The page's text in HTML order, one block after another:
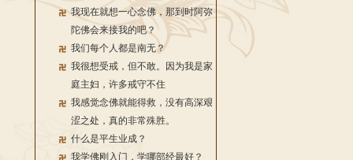
我现在就想一心念佛，那到时阿弥
陀佛会来接我的吧？
我们每个人都是南无？
我很想受戒，但不敢。因为我是家
庭主妇，许多戒守不住
我感觉念佛就能得救，没有高深艰
涩之处，真的非常殊胜。
什么是平生业成？
我学佛刚入门，学哪部经最好？